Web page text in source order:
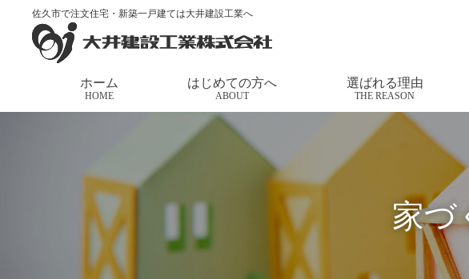
佐久市で注文住宅・新築一戸建ては大井建設工業へ
ホーム
HOME
はじめての方へ
ABOUT
選ばれる理由
THE REASON
家づ
トップページ > 家づくりの応援団長